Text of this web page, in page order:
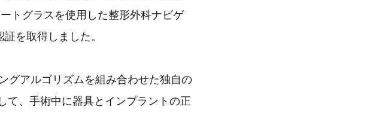
トグラスを使用した整形外科ナビゲ
を取得しました。
グアルゴリズムを組み合わせた独自の
て、手術中に器具とインプラントの正